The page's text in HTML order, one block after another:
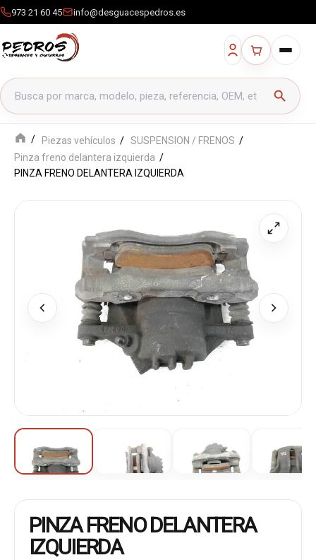
973 21 60 45 info@desguacespedros.es
Buscar productos
search
Piezas vehículos
SUSPENSION / FRENOS
Pinza freno delantera izquierda
PINZA FRENO DELANTERA IZQUIERDA
PINZA FRENO DELANTERA
IZQUIERDA